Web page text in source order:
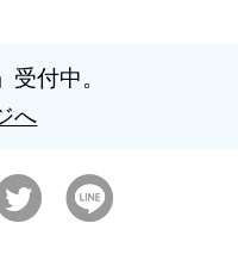
受付中。
へ